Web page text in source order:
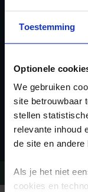
Toestemming
Optionele
We gebruiken
site betrouwbaar
stellen
relevante inhoud
de site en andere
Als je het niet
cookies en